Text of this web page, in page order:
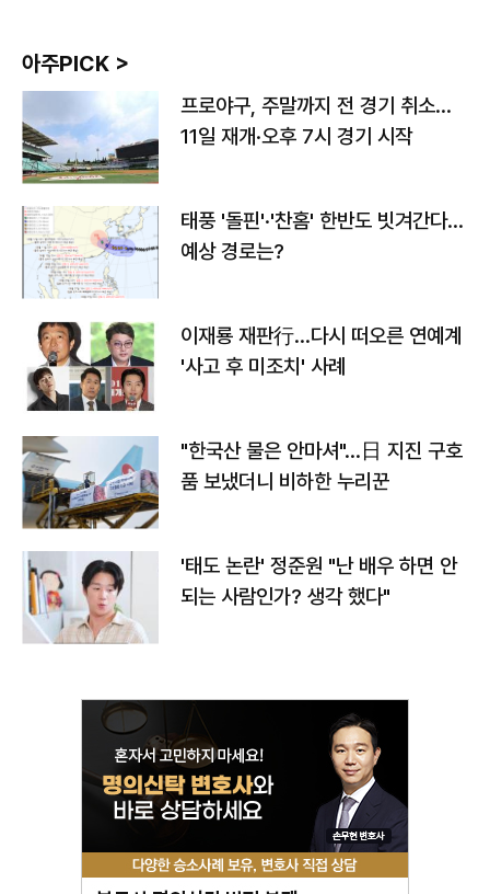
아주PICK >
프로야구, 주말까지 전 경기 취소…
11일 재개·오후 7시 경기 시작
태풍 '돌핀'·'찬홈' 한반도 빗겨간다…
예상 경로는?
이재룡 재판行…다시 떠오른 연예계
'사고 후 미조치' 사례
"한국산 물은 안마셔"…日 지진 구호
품 보냈더니 비하한 누리꾼
'태도 논란' 정준원 "난 배우 하면 안
되는 사람인가? 생각 했다"